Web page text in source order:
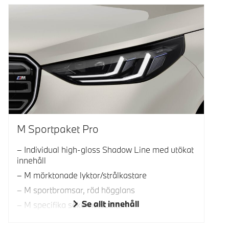
M Sportpaket Pro
Individual high-gloss Shadow Line med utökat
innehåll
M mörktonade lyktor/strålkastare
M sportbromsar, röd högglans
M specifika säkerhetsbälten
Se allt innehåll